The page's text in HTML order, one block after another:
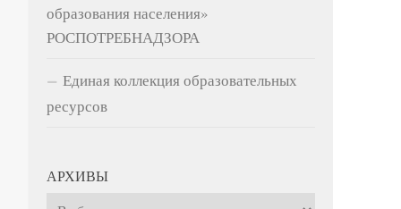
образования населения»
РОСПОТРЕБНАДЗОРА
Единая коллекция образовательных
ресурсов
АРХИВЫ
Архивы